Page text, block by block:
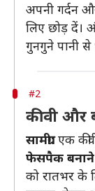
अपनी गर्दन
लिए छोड़ दें।
गुनगुने पानी
#2
कीवी और
सामग्री:एक
फेसपैक बनाने
को रातभर के